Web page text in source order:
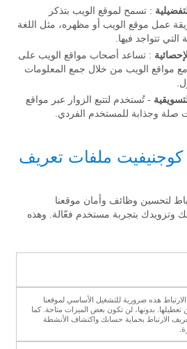
: تسمح لموقع الويب بتذكر
عمل موقع الويب أو مظهره، مثل اللغة
تتواجد فيها.
: تساعد أصحاب مواقع الويب على
مع مواقع الويب من خلال جمع المعلومات
- تُستخدم لتتبع الزوار عبر مواقع
صلة وجذابة للمستخدم الفردي.
ملفات تعريف
لتحسين وظائف وأمان موقعنا
وتزويدك بتجربة مستخدم فعّالة. وهذه
هذه ضرورية للتشغيل الأساسي لموقعنا
تعطيلها. بدونها، لن تكون بعض الميزات متاحة. كما
الارتباط بحماية حسابك واكتشاف الأنشطة